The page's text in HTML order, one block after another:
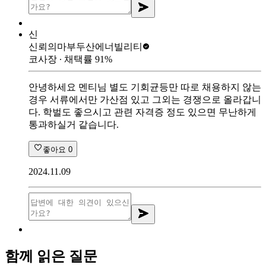
신
신뢰의마부두산에너빌리티
코사장 ∙ 채택률 91%
안녕하세요 멘티님 별도 기회균등만 따로 채용하지 않는
경우 서류에서만 가산점 있고 그외는 경쟁으로 올라갑니
다. 학벌도 좋으시고 관련 자격증 정도 있으면 무난하게
통과하실거 같습니다.
좋아요 0
2024.11.09
함께 읽은 질문